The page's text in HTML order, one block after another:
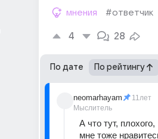
мнения #ответчик
4 28
По дате По рейтингу
neomarhayam
Мыслитель
11лет
А что тут,
мне тоже